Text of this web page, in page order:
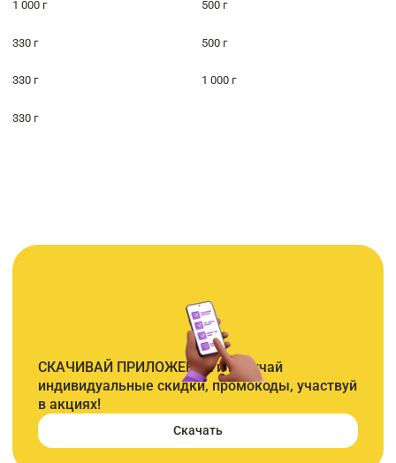
1 000 г 500 г
330 г 500 г
330 г 1 000 г
330 г
СКАЧИВАЙ ПРИЛОЖЕНИЕ и получай
индивидуальные скидки, промокоды, участвуй
в акциях!
Скачать